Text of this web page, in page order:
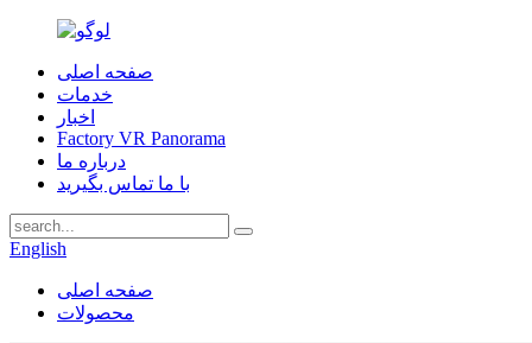
صفحه اصلی
خدمات
اخبار
Factory VR Panorama
درباره ما
با ما تماس بگیرید
English
صفحه اصلی
محصولات